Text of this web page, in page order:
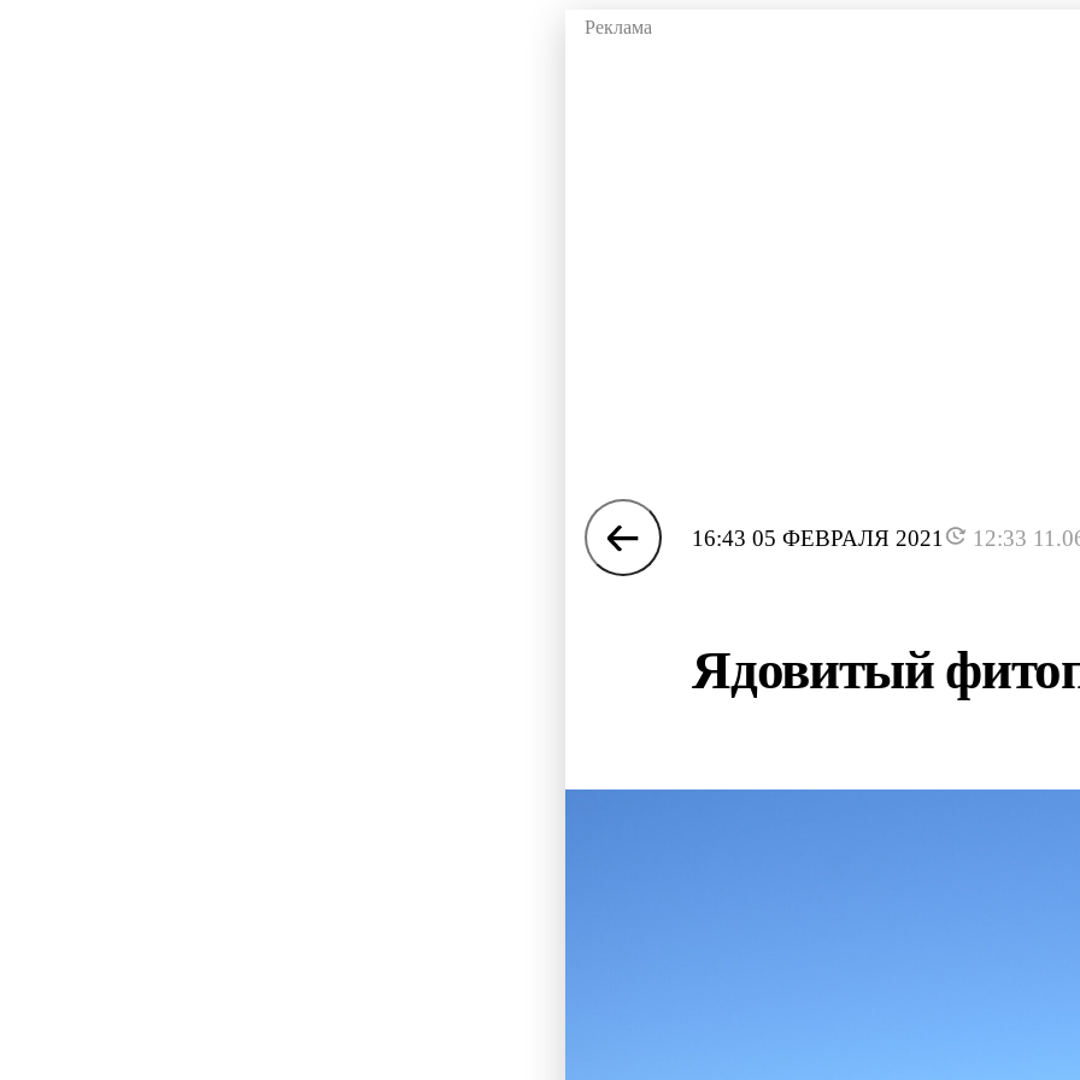
16:43 05 ФЕВРАЛЯ 2021 12:33
Ядовитый